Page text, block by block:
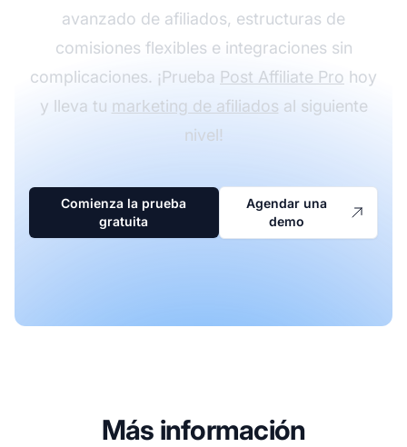
avanzado de afiliados, estructuras de
comisiones flexibles e integraciones sin
complicaciones. ¡Prueba Post Affiliate Pro hoy
y lleva tu marketing de afiliados al siguiente
nivel!
Comienza la prueba
gratuita
Agendar una
demo
Más información